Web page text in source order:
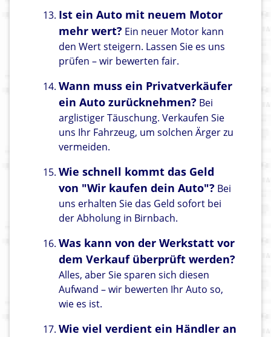
Ist ein Auto mit neuem Motor
mehr wert? Ein neuer Motor kann
den Wert steigern. Lassen Sie es uns
prüfen – wir bewerten fair.
Wann muss ein Privatverkäufer
ein Auto zurücknehmen? Bei
arglistiger Täuschung. Verkaufen Sie
uns Ihr Fahrzeug, um solchen Ärger zu
vermeiden.
Wie schnell kommt das Geld
von "Wir kaufen dein Auto"? Bei
uns erhalten Sie das Geld sofort bei
der Abholung in Birnbach.
Was kann von der Werkstatt vor
dem Verkauf überprüft werden?
Alles, aber Sie sparen sich diesen
Aufwand – wir bewerten Ihr Auto so,
wie es ist.
Wie viel verdient ein Händler an